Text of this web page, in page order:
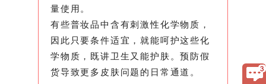
量使用。
有些普妆品中含有刺激性化学物质，
因此只要条件适宜，就能呵护这些化
学物质，既讲卫生又能护肤。预防假
货导致更多皮肤问题的日常通道。